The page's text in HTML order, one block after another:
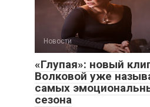
Новости
«Глупая»: новый
Волковой уже
самых
сезона